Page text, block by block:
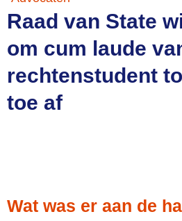
Raad van State
om cum laude
rechtenstudent
toe af
Wat was er aan de